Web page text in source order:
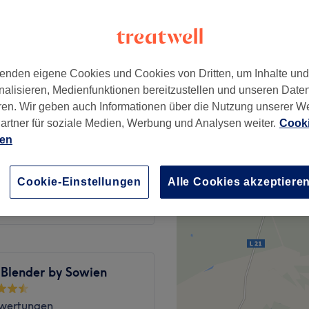
70 €
110 €
55 €
65 €
90 €
by Sowien
eigene Cookies und Cookies von Dritten, um Inhalte
Medienfunktionen bereitzustellen und unseren
Wir geben auch Informationen über die Nutzung unserer
für soziale Medien, Werbung und Analysen weiter.
Cookie-Einstellungen Alle Cookies akzeptieren